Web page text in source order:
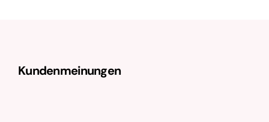
Kundenmeinungen